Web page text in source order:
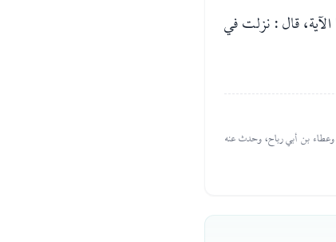
الآية، قال : نزلت في
وعطاء بن أبي رباح، وحدث عنه